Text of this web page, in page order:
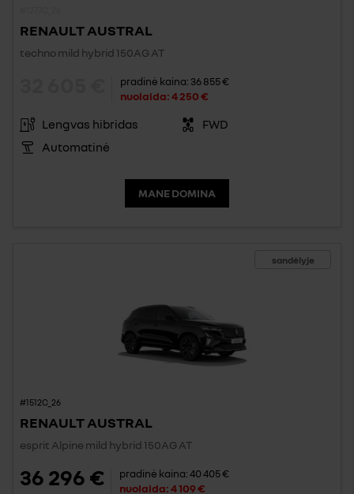
RENAULT AUSTRAL
techno mild hybrid 150AG AT
pradinė kaina: 36 855 €
nuolaida:4 250 €
Lengvas hibridas
FWD
Automatinė
MANE DOMINA
sandėlyje
#1512C_26
RENAULT AUSTRAL
esprit Alpine mild hybrid 150AG AT
36 296 € pradinė kaina:40 405 €
nuolaida:4 109 €